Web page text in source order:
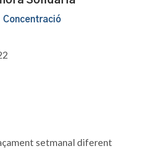
Concentració
setmanal diferent